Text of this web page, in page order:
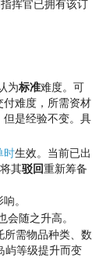
挥官已拥有该订
为标准难度。可
付难度，所需资材
但是经验不变。具
时生效。当前已出
其驳回重新筹备
。
会随之升高。
所需物品种类、数
屿等级提升而变